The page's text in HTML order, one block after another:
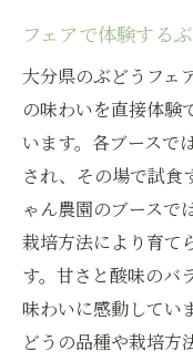
環境保護
地域社会
持続可能
消費者が
次世代に
甘さと酸味の
方
プロが教
スイーツ
フェアで体験する
大分県のぶどうフェ
の味わいを直接体験
います。各ブースで
され、その場で試食
ゃん農園のブースで
栽培方法により育て
す。甘さと酸味のバ
味わいに感動してい
どうの品種や栽培方